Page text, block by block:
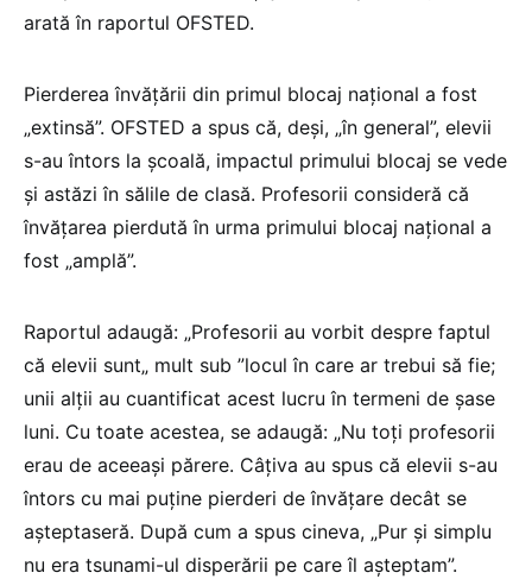
arată în raportul OFSTED.
Pierderea învățării din primul blocaj național a fost
„extinsă”. OFSTED a spus că, deși, „în general”, elevii
s-au întors la școală, impactul primului blocaj se vede
și astăzi în sălile de clasă. Profesorii consideră că
învățarea pierdută în urma primului blocaj național a
fost „amplă”.
Raportul adaugă: „Profesorii au vorbit despre faptul
că elevii sunt„ mult sub ”locul în care ar trebui să fie;
unii alții au cuantificat acest lucru în termeni de șase
luni. Cu toate acestea, se adaugă: „Nu toți profesorii
erau de aceeași părere. Câțiva au spus că elevii s-au
întors cu mai puține pierderi de învățare decât se
așteptaseră. După cum a spus cineva, „Pur și simplu
nu era tsunami-ul disperării pe care îl așteptam”.